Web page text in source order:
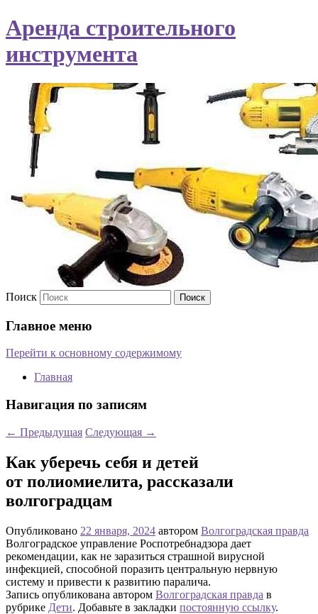
Аренда строительного
инструмента
Поиск
Главное меню
Перейти к основному содержимому
Главная
Навигация по записям
← Предыдущая Следующая →
Как уберечь себя и детей
от полиомиелита, рассказали
волгоградцам
Опубликовано 22 января, 2024 автором Волгоградская правда
Волгоградское управление Роспотребнадзора дает
рекомендации, как не заразиться страшной вирусной
инфекцией, способной поразить центральную нервную
систему и привести к развитию паралича.
Запись опубликована автором Волгоградская правда в
рубрике Дети. Добавьте в закладки постоянную ссылку.